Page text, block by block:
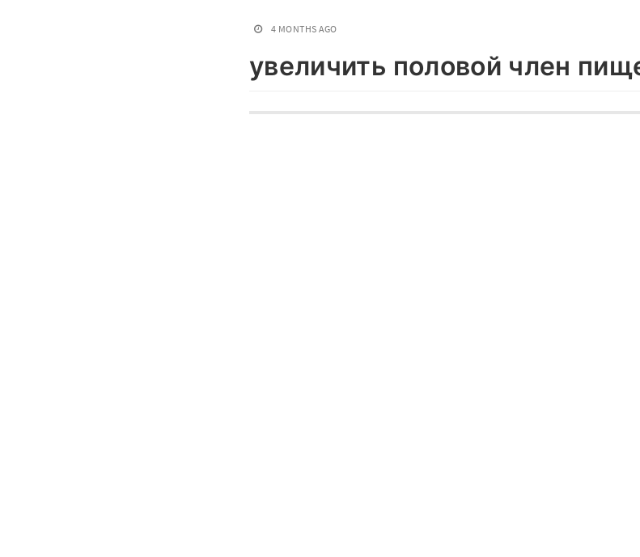
4 MONTHS AGO
увеличить половой член